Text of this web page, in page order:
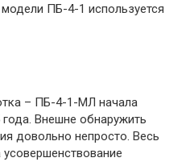
ПБ-4-1 используется
– ПБ-4-1-МЛ начала
Внешне обнаружить
довольно непросто. Весь